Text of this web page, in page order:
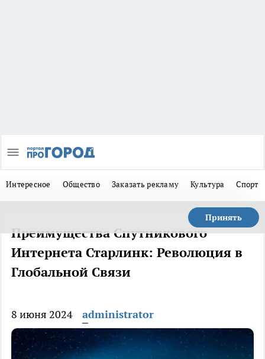
Интересное Общество Заказать рекламу Культура Спорт
Принять
Преимущества Спутникового
Интернета Старлинк: Революция в
Глобальной Связи
8 июня 2024 administrator